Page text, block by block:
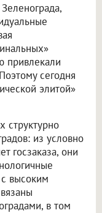
привлекали
сегодня
элитой»
структурно
из условно
госзаказа, они
высоким
в том